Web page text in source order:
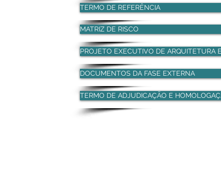
TERMO DE REFERÊNCIA
MATRIZ DE RISCO
PROJETO EXECUTIVO DE ARQUITETURA
DOCUMENTOS DA FASE EXTERNA
TERMO DE ADJUDICAÇÃO E